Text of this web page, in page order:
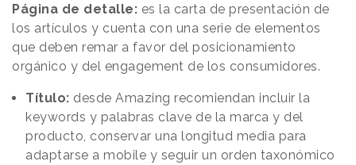
Página de detalle: es la carta de presentación de
los artículos y cuenta con una serie de elementos
que deben remar a favor del posicionamiento
orgánico y del engagement de los consumidores.
Título: desde Amazing recomiendan incluir la
keywords y palabras clave de la marca y del
producto, conservar una longitud media para
adaptarse a mobile y seguir un orden taxonómico